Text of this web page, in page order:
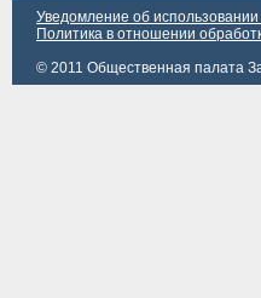
Уведомление об
Политика в отношении
© 2011 Общественная палата